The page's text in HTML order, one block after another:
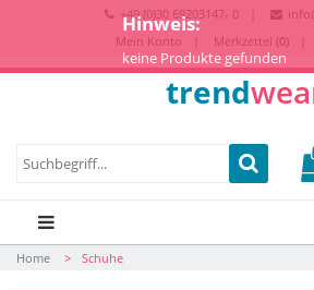
+49 (0)30 69203147- 0
Mein Konto
Merkzettel (0)
trend
Home Schuhe
Hinweis:
keine Produkte gefunden